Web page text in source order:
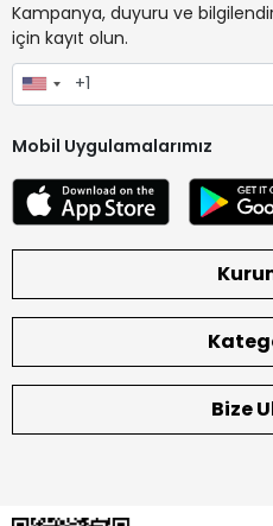
Kampanya, duyuru ve
için kayıt olun.
Mobil Uygulamalarımız
Bize